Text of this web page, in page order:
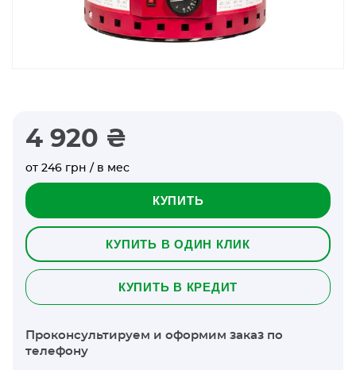
4 920 ₴
от 246 грн / в мес
КУПИТЬ В ОДИН КЛИК
КУПИТЬ
КУПИТЬ В КРЕДИТ
Проконсультируем и оформим заказ по
телефону